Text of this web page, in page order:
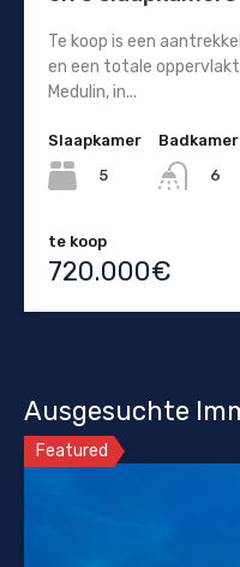
Te koop is een
en een totale
Medulin, in...
Slaapkamer
5
Badkamer
6
te koop
720.000€
Ausgesuchte
Featured